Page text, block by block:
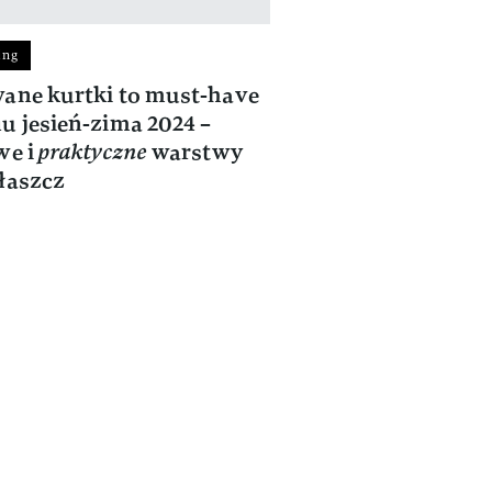
kurtki to must-have
jesień-zima 2024 –
ipraktycznewarstwy